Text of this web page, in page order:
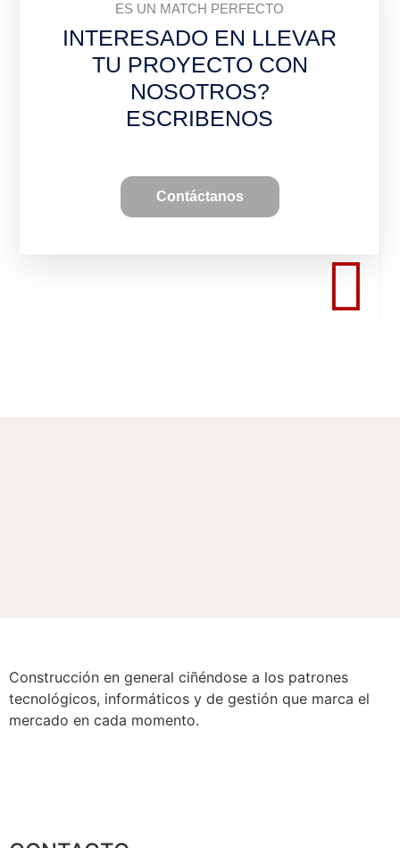
ES UN MATCH PERFECTO
INTERESADO EN LLEVAR
TU PROYECTO CON
NOSOTROS?
ESCRIBENOS
Contáctanos
Construcción en general ciñéndose a los patrones
tecnológicos, informáticos y de gestión que marca el
mercado en cada momento.